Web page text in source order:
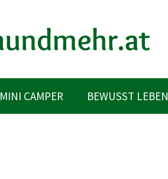
MINI CAMPER BEWUSST LEBEN